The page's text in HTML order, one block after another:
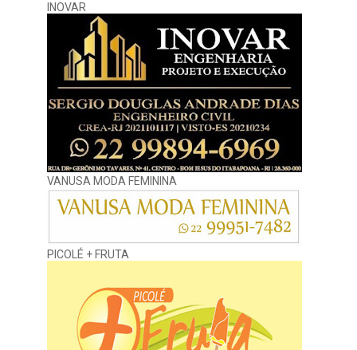
INOVAR
VANUSA MODA FEMININA
PICOLÉ + FRUTA